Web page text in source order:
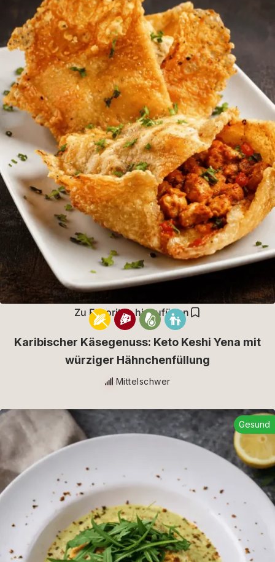
Zu Favoriten hinzufügen
Karibischer Käsegenuss: Keto Keshi Yena mit
würziger Hähnchenfüllung
Mittelschwer
Gesund